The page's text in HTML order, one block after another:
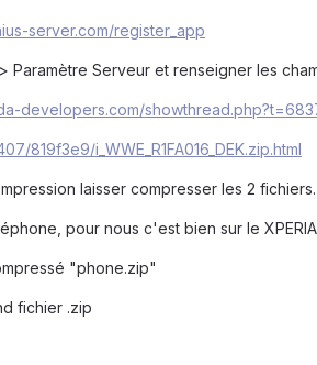
server.com/register_app
Paramètre Serveur et renseigner les
developers.com/
819f3e9/i_WWE_R1FA016_DEK.zip.html
laisser compresser les 2 fichiers.
pour nous c'est bien sur le
"phone.zip"
fichier .zip